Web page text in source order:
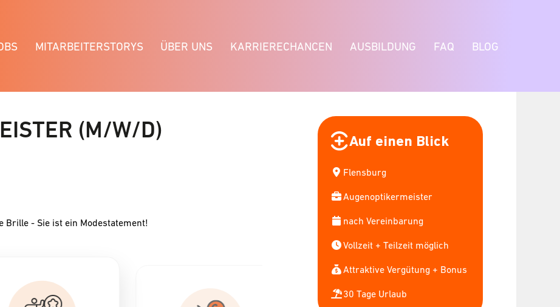
MITARBEITERSTORYS ÜBER UNS KARRIERECHANCEN AUSBILDUNG FAQ BLOG
(M/W/D)
- Sie ist ein Modestatement!
Auf einen Blick
Flensburg
Augenoptikermeister
nach Vereinbarung
Vollzeit + Teilzeit möglich
Attraktive Vergütung + Bonus
30 Tage Urlaub